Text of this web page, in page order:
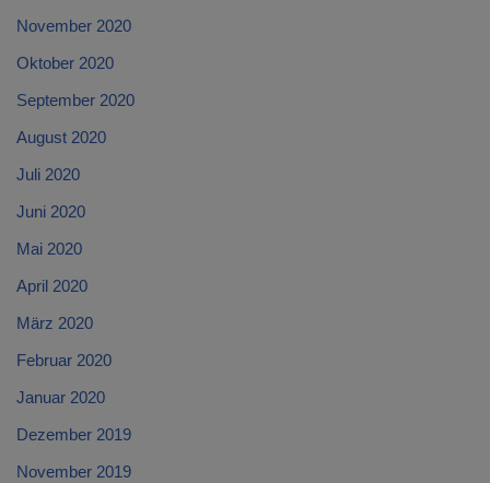
November 2020
Oktober 2020
September 2020
August 2020
Juli 2020
Juni 2020
Mai 2020
April 2020
März 2020
Februar 2020
Januar 2020
Dezember 2019
November 2019